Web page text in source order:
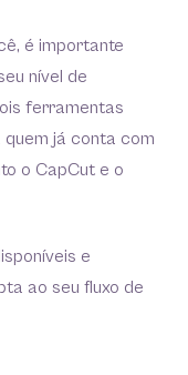
é importante
nível de
ferramentas
já conta com
o CapCut e o
e
ao seu fluxo de